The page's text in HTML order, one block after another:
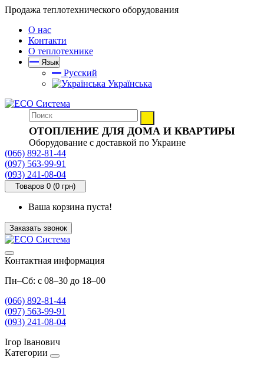
Продажа теплотехнического оборудования
О нас
Контакти
О теплотехнике
Язык
Русский
Українська
ОТОПЛЕНИЕ ДЛЯ ДОМА И КВАРТИРЫ
Оборудование с доставкой по Украине
(066) 892-81-44
(097) 563-99-91
(093) 241-08-04
Товаров 0 (0 грн)
Ваша корзина пуста!
Заказать звонок
Контактная информация
Пн–Сб: с 08–30 до 18–00
(066) 892-81-44
(097) 563-99-91
(093) 241-08-04
Ігор Іванович
Категории